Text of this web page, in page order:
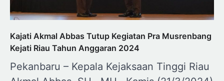
Kajati Akmal Abbas Tutup Kegiatan Pra Musrenbang
Kejati Riau Tahun Anggaran 2024
Pekanbaru – Kepala Kejaksaan Tinggi Riau